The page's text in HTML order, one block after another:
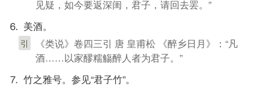
见疑，如今要返深闺，君子，请回去罢。”
⒍ 美酒。
引
《类说》卷四三引 唐 皇甫松 《醉乡日月》：“凡
酒……以家醪糯觴醉人者为君子。”
⒎ 竹之雅号。参见“君子竹”。